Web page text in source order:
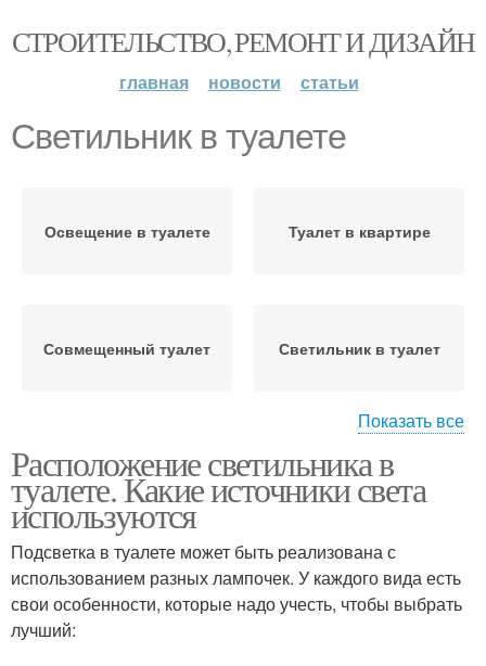
СТРОИТЕЛЬСТВО, РЕМОНТ И ДИЗАЙН
главная новости статьи
Светильник в туалете
Освещение в туалете Туалет в квартире
Совмещенный туалет Светильник в туалет
Люстра для туалета Люстра в туалет
Потолочный
светильник
Показать все
Расположение светильника в
туалете. Какие источники света
используются
Подсветка в туалете может быть реализована с
использованием разных лампочек. У каждого вида есть
свои особенности, которые надо учесть, чтобы выбрать
лучший: